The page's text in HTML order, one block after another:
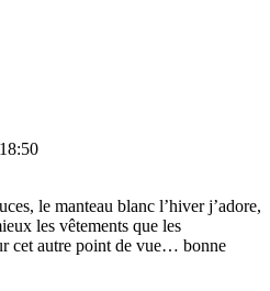
18:50
le manteau blanc l’hiver j’adore,
les vêtements que les
cet autre point de vue… bonne